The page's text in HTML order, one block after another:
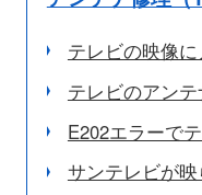
テレビの映像
テレビのアン
E202エラーで
サンテレビが